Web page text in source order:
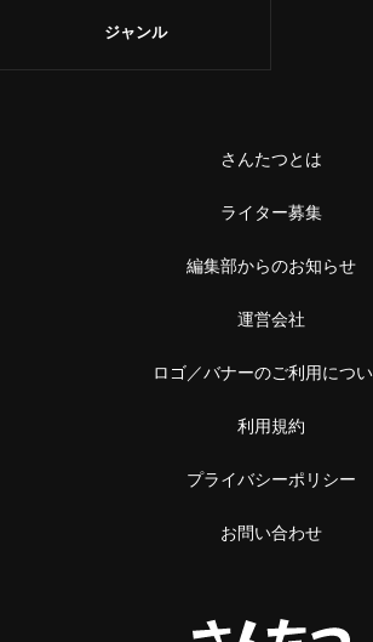
ジャンル
さんたつとは
ライター募集
編集部からのお知らせ
運営会社
ロゴ／バナーのご利用につ
利用規約
プライバシーポリシー
お問い合わせ